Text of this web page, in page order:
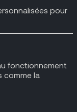
pour
fonctionnement
comme la